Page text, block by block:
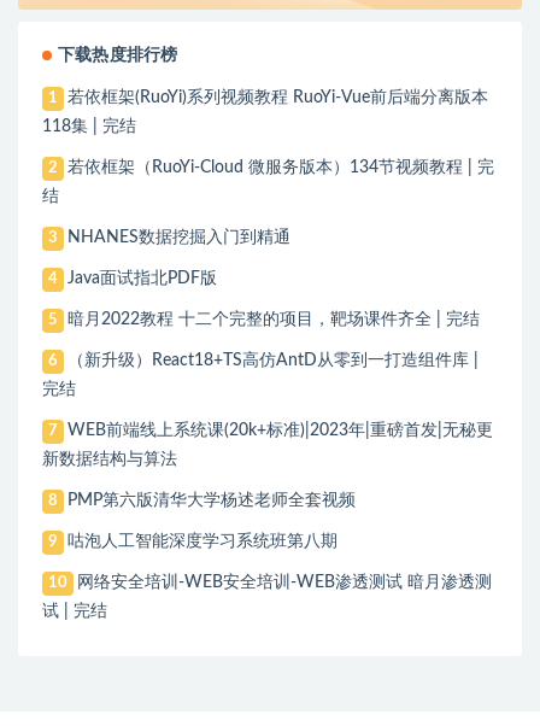
下载热度排行榜
1
若依框架(RuoYi)系列视频教程 RuoYi-Vue前后端分离版本
118集 | 完结
2
若依框架（RuoYi-Cloud 微服务版本）134节视频教程 | 完
结
3 NHANES数据挖掘入门到精通
4 Java面试指北PDF版
5 暗月2022教程 十二个完整的项目，靶场课件齐全 | 完结
6
（新升级）React18+TS高仿AntD从零到一打造组件库 |
完结
7
WEB前端线上系统课(20k+标准)|2023年|重磅首发|无秘更
新数据结构与算法
8 PMP第六版清华大学杨述老师全套视频
9 咕泡人工智能深度学习系统班第八期
10
网络安全培训-WEB安全培训-WEB渗透测试 暗月渗透测
试 | 完结